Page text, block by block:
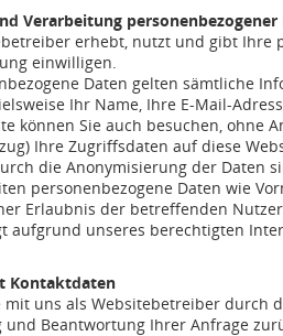
Verarbeitung personenbezogener
erhebt, nutzt und gibt Ihre
einwilligen.
Daten gelten sämtliche
Ihr Name, Ihre E-Mail-
können Sie auch besuchen, ohne
Ihre Zugriffsdaten auf diese
die Anonymisierung der Daten
personenbezogene Daten wie
Erlaubnis der betreffenden
aufgrund unseres berechtigten
Kontaktdaten
mit uns als Websitebetreiber durch
und Beantwortung Ihrer Anfrage